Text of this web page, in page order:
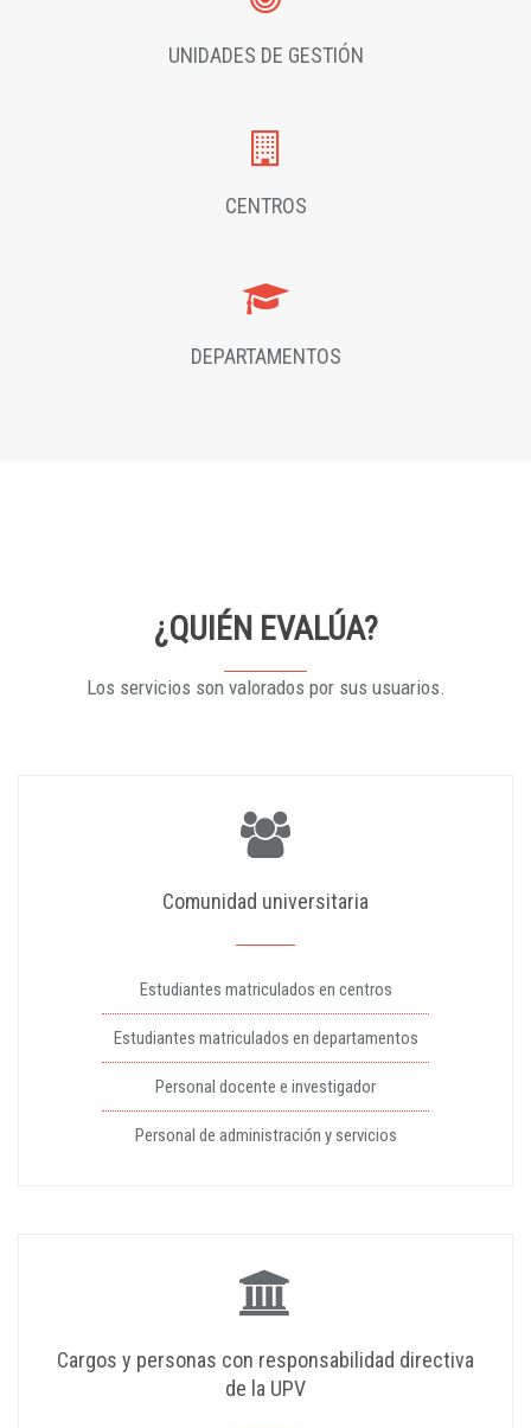
UNIDADES DE GESTIÓN
CENTROS
DEPARTAMENTOS
¿QUIÉN EVALÚA?
Los servicios son valorados por sus usuarios.
Comunidad universitaria
Estudiantes matriculados en centros
Estudiantes matriculados en departamentos
Personal docente e investigador
Personal de administración y servicios
Cargos y personas con responsabilidad directiva
de la UPV